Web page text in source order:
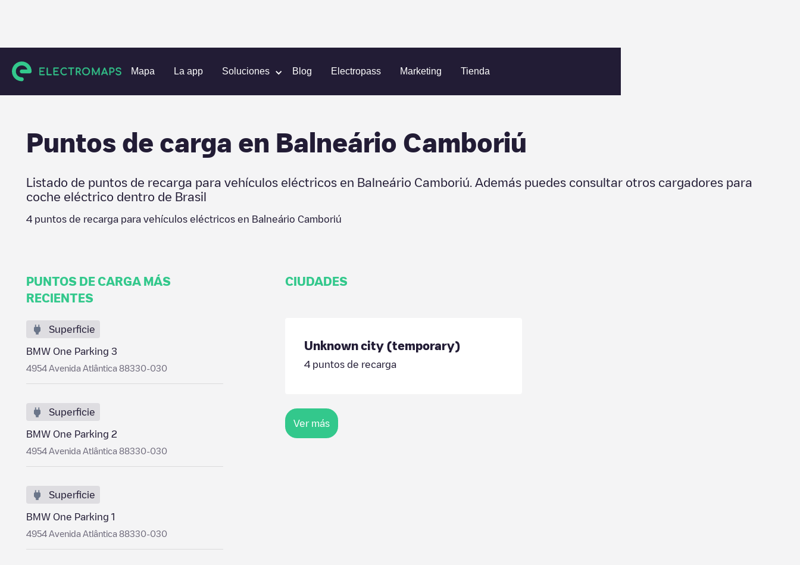
Mapa La app Soluciones Blog Electropass Marketing Tienda
Estaciones de carga Brasil Balneário Camboriú
Puntos de carga en Balneário Camboriú
Listado de puntos de recarga para vehículos eléctricos en Balneário Camboriú . Además puedes consultar otros cargadores para
coche eléctrico dentro de Brasil
4 puntos de recarga para vehículos eléctricos en Balneário Camboriú
PUNTOS DE CARGA MÁS
RECIENTES
Superficie
BMW One Parking 3
4954 Avenida Atlântica 88330-030
Superficie
BMW One Parking 2
4954 Avenida Atlântica 88330-030
Superficie
BMW One Parking 1
4954 Avenida Atlântica 88330-030
CIUDADES
Unknown city (temporary)
4puntos de recarga
Ver más